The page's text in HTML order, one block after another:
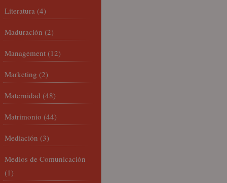
Literatura (4)
Maduración (2)
Management (12)
Marketing (2)
Maternidad (48)
Matrimonio (44)
Mediación (3)
Medios de Comunicación
(1)